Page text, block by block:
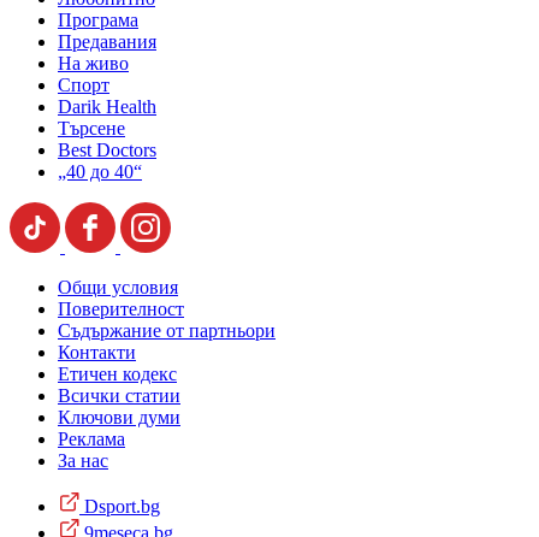
Програма
Предавания
На живо
Спорт
Darik Health
Търсене
Best Doctors
„40 до 40“
Общи условия
Поверителност
Съдържание от партньори
Контакти
Етичен кодекс
Всички статии
Ключови думи
Реклама
За нас
Dsport.bg